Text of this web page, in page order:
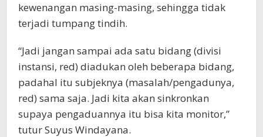
kewenangan masing-masing, sehingga tidak
terjadi tumpang tindih.
“Jadi jangan sampai ada satu bidang (divisi
instansi, red) diadukan oleh beberapa bidang,
padahal itu subjeknya (masalah/pengadunya,
red) sama saja. Jadi kita akan sinkronkan
supaya pengaduannya itu bisa kita monitor,”
tutur Suyus Windayana.